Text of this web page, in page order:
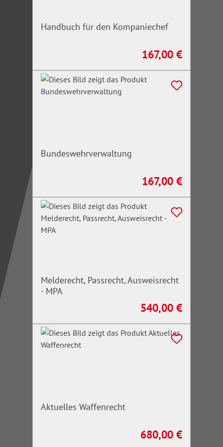
Handbuch für den Kompaniechef
Regulärer Preis:
167,00 €
Bundeswehrverwaltung
Regulärer Preis:
167,00 €
Melderecht, Passrecht, Ausweisrecht
- MPA
Regulärer Preis:
540,00 €
Aktuelles Waffenrecht
Regulärer Preis:
680,00 €